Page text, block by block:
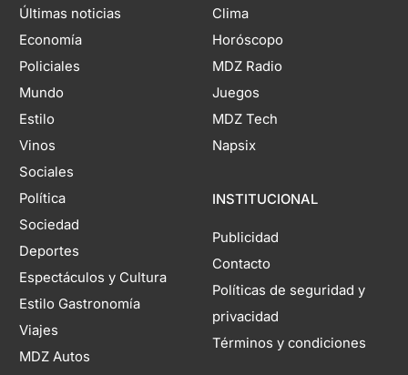
Últimas noticias
Economía
Policiales
Mundo
Estilo
Vinos
Sociales
Política
Sociedad
Deportes
Espectáculos y Cultura
Estilo Gastronomía
Viajes
MDZ Autos
Clima
Horóscopo
MDZ Radio
Juegos
MDZ Tech
Napsix
INSTITUCIONAL
Publicidad
Contacto
Políticas de seguridad y
privacidad
Términos y condiciones